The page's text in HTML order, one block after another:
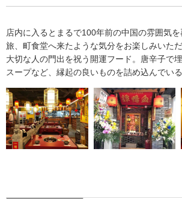
店内に入るとまるで100年前の中国の雰囲気
旅、町食堂へ来たような気分をお楽しみいた
大切な人の門出を祝う開運フード。唐辛子で
スープなど、縁起の良いものを詰め込んでい